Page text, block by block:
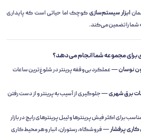
ابزار سیستم‌سازیکوچک اما حیاتی است که پایداری
شما را تضمین می‌کند.
برای مجموعه شما انجام می‌دهد؟
نوسان— عملکرد بی‌وقفه پرینتر در شلوغ‌ترین ساعات
برق شهری— جلوگیری از آسیب به پرینتر و از دست رفتن
برای اکثر فیش پرینترها و لیبل پرینترهای رایج در بازار
پرفشار— فروشگاه، رستوران، انبار و هر محیط کاری